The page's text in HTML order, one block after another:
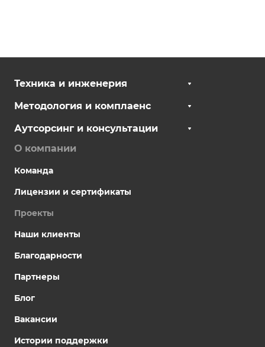
Техника и инженерия
Методология и комплаенс
Аутсорсинг и консультации
О компании
Команда
Лицензии и сертификаты
Проекты
Наши клиенты
Благодарности
Партнеры
Блог
Вакансии
Истории поддержки